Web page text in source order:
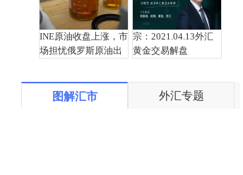
INE原油收盘上涨，市
场担忧俄罗斯原油出
宗：2021.04.13外汇
黄金交易解盘
图解汇市 外汇专题